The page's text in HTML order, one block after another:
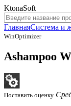
KtonaSoft
ГлавнаяСистема и
WinOptimizer
Ashampoo
Поставить оценку